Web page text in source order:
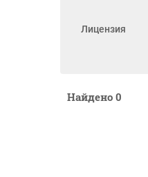
Лицензия
Найдено 0